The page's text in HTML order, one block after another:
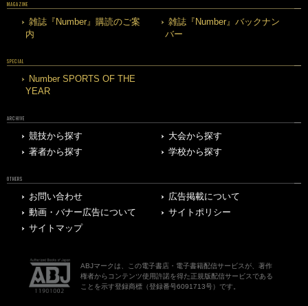
MAGAZINE
雑誌『Number』購読のご案
内
雑誌『Number』バックナン
バー
SPECIAL
Number SPORTS OF THE
YEAR
ARCHIVE
競技から探す
大会から探す
著者から探す
学校から探す
OTHERS
お問い合わせ
広告掲載について
動画・バナー広告について
サイトポリシー
サイトマップ
ABJマークは、この電子書店・電子書籍配信サービスが、著作
権者からコンテンツ使用許諾を得た正規版配信サービスである
ことを示す登録商標（登録番号6091713号）です。